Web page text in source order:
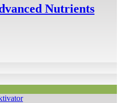
Nutrients